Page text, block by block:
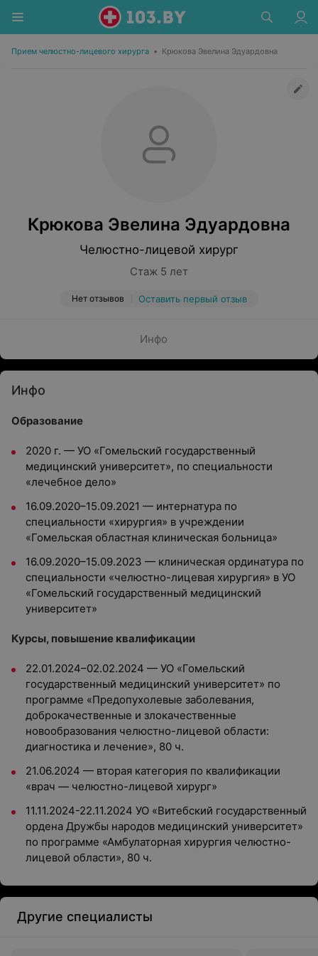
Прием челюстно-лицевого хирурга • Крюкова Эвелина Эдуардовна
Крюкова Эвелина Эдуардовна
Челюстно-лицевой хирург
Стаж 5 лет
Нет отзывов Оставить первый отзыв
Инфо
Инфо
Образование
2020 г. — УО «Гомельский государственный
медицинский университет», по специальности
«лечебное дело»
16.09.2020–15.09.2021 — интернатура по
специальности «хирургия» в учреждении
«Гомельская областная клиническая больница»
16.09.2020–15.09.2023 — клиническая ординатура по
специальности «челюстно-лицевая хирургия» в УО
«Гомельский государственный медицинский
университет»
Курсы, повышение квалификации
22.01.2024–02.02.2024 — УО «Гомельский
государственный медицинский университет» по
программе «Предопухолевые заболевания,
доброкачественные и злокачественные
новообразования челюстно-лицевой области:
диагностика и лечение», 80 ч.
21.06.2024 — вторая категория по квалификации
«врач — челюстно-лицевой хирург»
11.11.2024-22.11.2024 УО «Витебский государственный
ордена Дружбы народов медицинский университет»
по программе «Амбулаторная хирургия челюстно-
лицевой области», 80 ч.
Другие специалисты